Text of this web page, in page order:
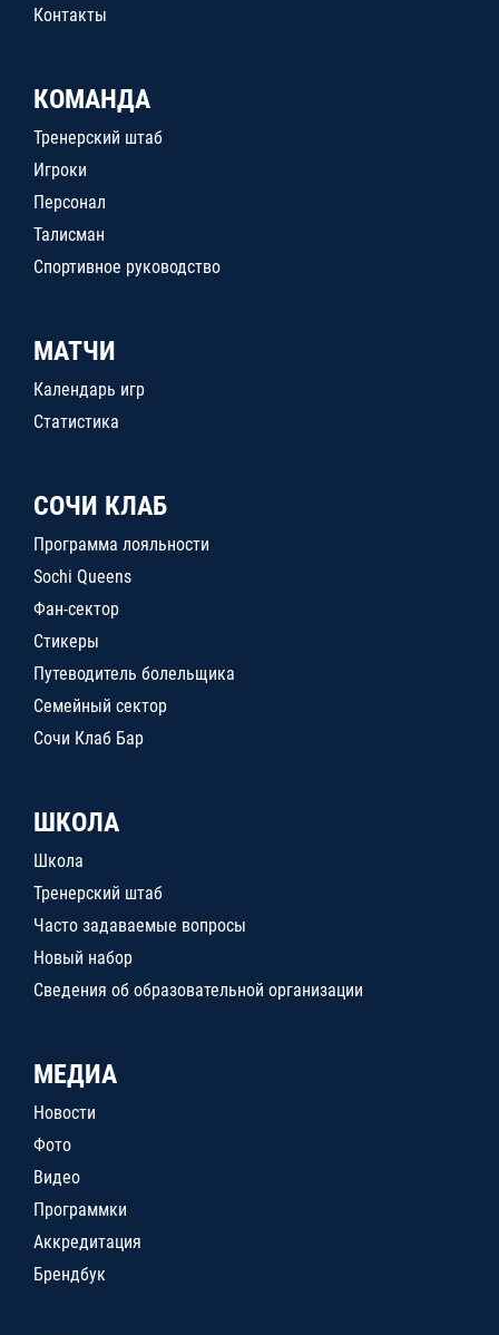
Контакты
КОМАНДА
Тренерский штаб
Игроки
Персонал
Талисман
Спортивное руководство
МАТЧИ
Календарь игр
Статистика
СОЧИ КЛАБ
Программа лояльности
Sochi Queens
Фан-сектор
Стикеры
Путеводитель болельщика
Семейный сектор
Сочи Клаб Бар
ШКОЛА
Школа
Тренерский штаб
Часто задаваемые вопросы
Новый набор
Сведения об образовательной организации
МЕДИА
Новости
Фото
Видео
Программки
Аккредитация
Брендбук